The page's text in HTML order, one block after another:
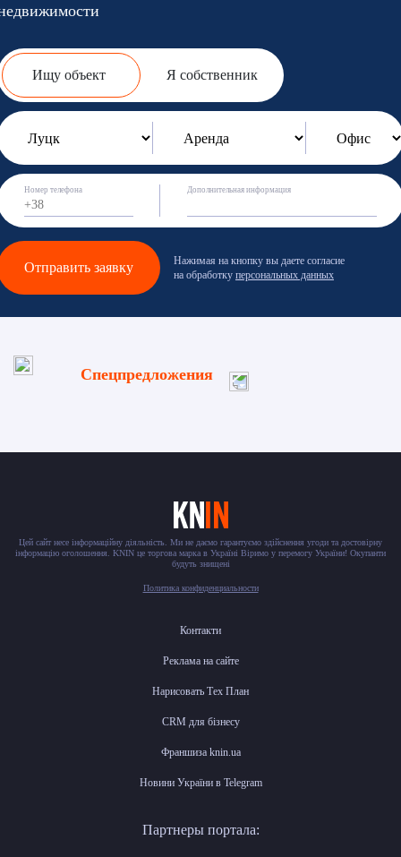
Ищу объект Я собственник
Номер телефона Дополнительная информация
Отправить заявку
Нажимая на кнопку вы даете согласие
на обработку персональных данных
Спецпредложения
Цей сайт несе інформаційну діяльність. Ми не даємо гарантуємо здійснення угоди та достовірну
інформацію оголошення. KNIN це торгова марка в Україні Віримо у перемогу України! Окупанти
будуть знищені
Политика конфиденциальности
Контакти
Реклама на сайте
Нарисовать Тех План
CRM для бізнесу
Франшиза knin.ua
Новини України в Telegram
Партнеры портала: